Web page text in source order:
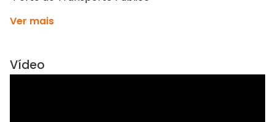
Ver mais
Vídeo